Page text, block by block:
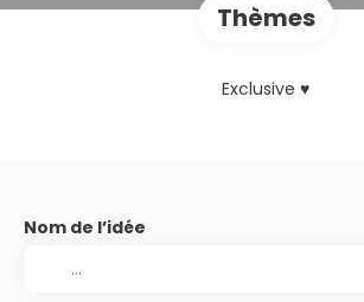
Thèmes
Exclusive ♥
Nom de l’idée